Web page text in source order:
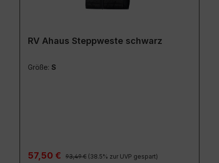
RV Ahaus Steppweste schwarz
Größe: S
Verkaufspreis:
57,50 € Regulärer Preis:
93,49 € (38.5% zur UVP gespart)